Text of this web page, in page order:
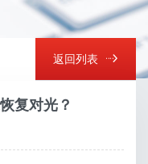
返回列表
复对光？